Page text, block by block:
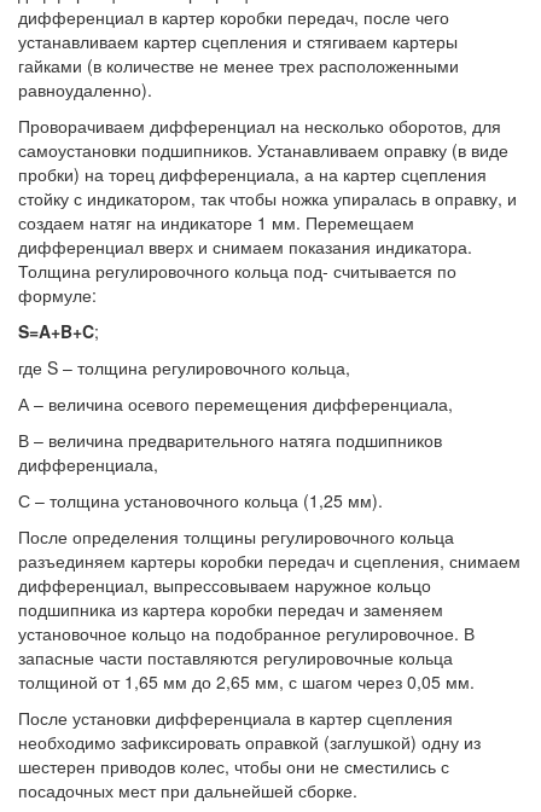
дифференциал в картер коробки передач, после чего
устанавливаем картер сцепления и стягиваем картеры
гайками (в количестве не менее трех расположенными
равноудаленно).
Проворачиваем дифференциал на несколько оборотов, для
самоустановки подшипников. Устанавливаем оправку (в виде
пробки) на торец дифференциала, а на картер сцепления
стойку с индикатором, так чтобы ножка упиралась в оправку, и
создаем натяг на индикаторе 1 мм. Перемещаем
дифференциал вверх и снимаем показания индикатора.
Толщина регулировочного кольца под- считывается по
формуле:
S=A+B+C;
где S – толщина регулировочного кольца,
А – величина осевого перемещения дифференциала,
В – величина предварительного натяга подшипников
дифференциала,
С – толщина установочного кольца (1,25 мм).
После определения толщины регулировочного кольца
разъединяем картеры коробки передач и сцепления, снимаем
дифференциал, выпрессовываем наружное кольцо
подшипника из картера коробки передач и заменяем
установочное кольцо на подобранное регулировочное. В
запасные части поставляются регулировочные кольца
толщиной от 1,65 мм до 2,65 мм, с шагом через 0,05 мм.
После установки дифференциала в картер сцепления
необходимо зафиксировать оправкой (заглушкой) одну из
шестерен приводов колес, чтобы они не сместились с
посадочных мест при дальнейшей сборке.